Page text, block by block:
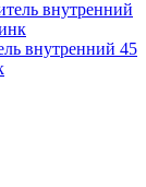
внутренний 45